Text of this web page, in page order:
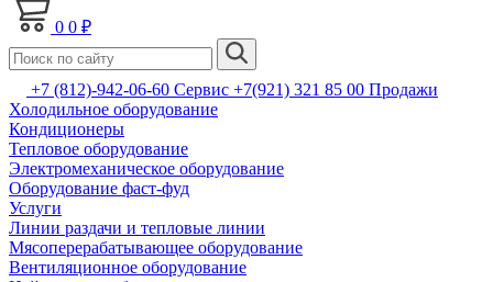
0 0 ₽
+7 (812)-942-06-60 Сервис +7(921) 321 85 00 Продажи
Холодильное оборудование
Кондиционеры
Тепловое оборудование
Электромеханическое оборудование
Оборудование фаст-фуд
Услуги
Линии раздачи и тепловые линии
Мясоперерабатывающее оборудование
Вентиляционное оборудование